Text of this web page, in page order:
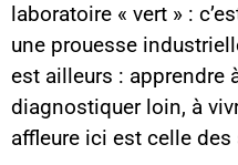
laboratoire « vert » :
une prouesse
est ailleurs : apprendre
diagnostiquer loin, à
affleure ici est celle